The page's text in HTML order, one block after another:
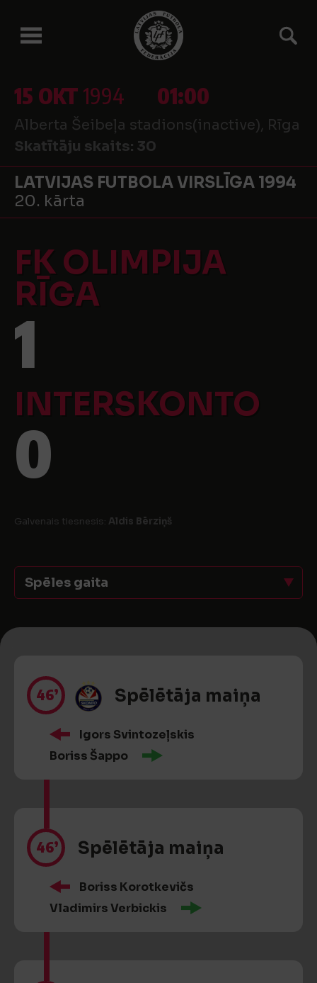
15 OKT 1994 01:00
Alberta Šeibeļa stadions(inactive), Rīga
Skatītāju skaits: 30
LATVIJAS FUTBOLA VIRSLĪGA 1994
20. kārta
FK OLIMPIJA
RĪGA
1
INTERSKONTO
0
Galvenais tiesnesis: Aldis Bērziņš
Spēles gaita
46’ Spēlētāja maiņa
Igors Svintozeļskis
Boriss Šappo
46’ Spēlētāja maiņa
Boriss Korotkevičs
Vladimirs Verbickis